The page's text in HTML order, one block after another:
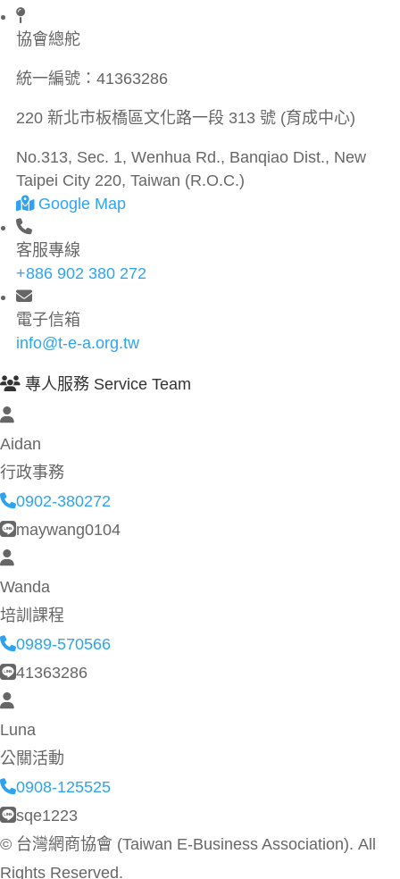
協會總舵
統一編號： 41363286
220 新北市板橋區文化路一段 313 號 (育成中心)
No.313, Sec. 1, Wenhua Rd., Banqiao Dist., New
Taipei City 220, Taiwan (R.O.C.)
Google Map
客服專線
+886 902 380 272
電子信箱
info@t-e-a.org.tw
專人服務 Service Team
Aidan
行政事務
0902-380272
maywang0104
Wanda
培訓課程
0989-570566
41363286
Luna
公關活動
0908-125525
sqe1223
© 台灣網商協會 (Taiwan E-Business Association). All
Rights Reserved.